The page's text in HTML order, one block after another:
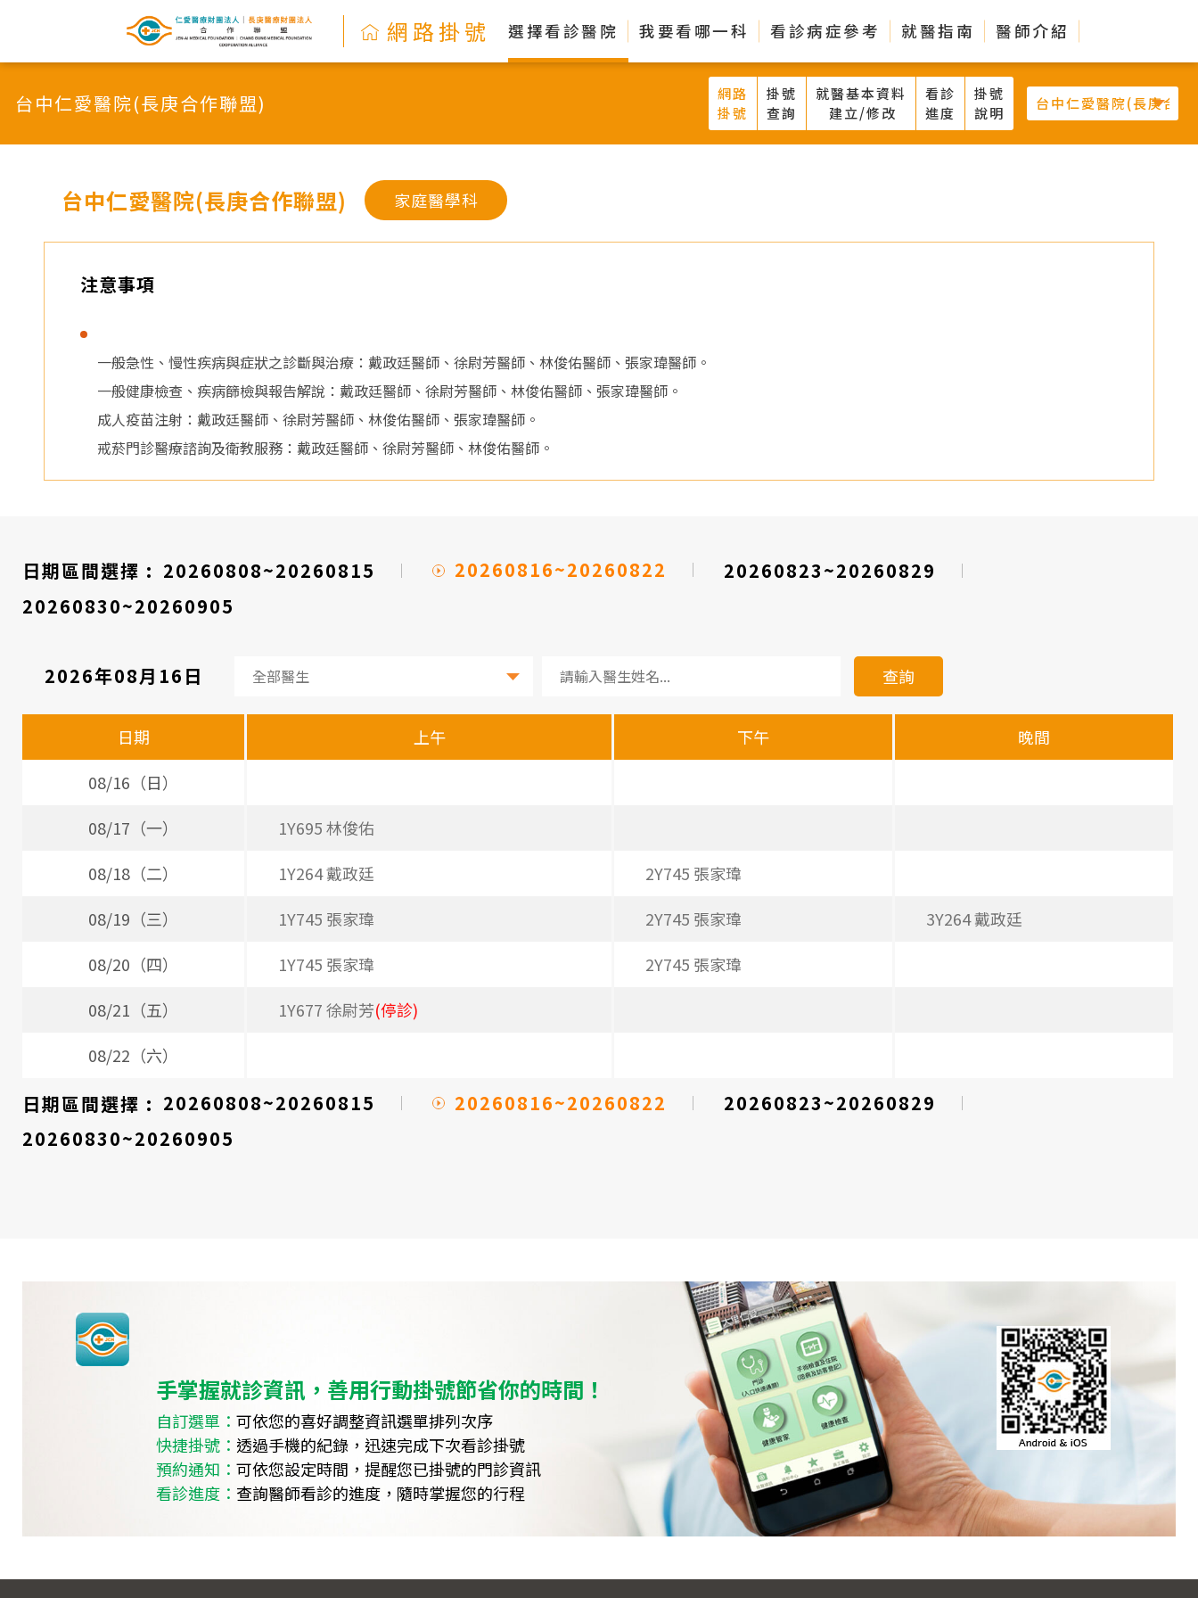
網
路
掛
號
系
統
-
愛
醫
院
網路掛號 選擇看診醫院 我要看哪一科 看診病症參考 就醫指南 醫師介紹
台中仁愛醫院(長庚合作聯盟)
網路
掛號
掛號
查詢
就醫基本資料
建立/修改
看診
進度
掛號
說明
台中仁愛醫院(長庚合作聯盟) 家庭醫學科
注意事項
一般急性、慢性疾病與症狀之診斷與治療：戴政廷醫師、徐尉芳醫師、林俊佑醫師、張家瑋醫師。
一般健康檢查、疾病篩檢與報告解說：戴政廷醫師、徐尉芳醫師、林俊佑醫師、張家瑋醫師。
成人疫苗注射：戴政廷醫師、徐尉芳醫師、林俊佑醫師、張家瑋醫師。
戒菸門診醫療諮詢及衛教服務：戴政廷醫師、徐尉芳醫師、林俊佑醫師。
日期區間選擇 : 20260808~20260815 20260816~20260822
20260823~20260829
20260830~20260905
2026年08月16日
診
醫
查詢
日期 上午 下午
晚間
08/16（日）
08/17（一）
1Y695 林俊佑
08/18（二）
1Y264 戴政廷
2Y745 張家瑋
08/19（三）
1Y745 張家瑋 2Y745 張家瑋
3Y264 戴政廷
08/20（四）
1Y745 張家瑋
2Y745 張家瑋
08/21（五）
1Y677 徐尉芳(停診)
08/22（六）
日期區間選擇 : 20260808~20260815 20260816~20260822
20260823~20260829
20260830~20260905
手掌握就診資訊，善用行動掛號節省你的時間！
自訂選單： 可依您的喜好調整資訊選單排列次序
快捷掛號： 透過手機的紀錄，迅速完成下次看診掛號
預約通知： 可依您設定時間，提醒您已掛號的門診資訊
看診進度： 查詢醫師看診的進度，隨時掌握您的行程